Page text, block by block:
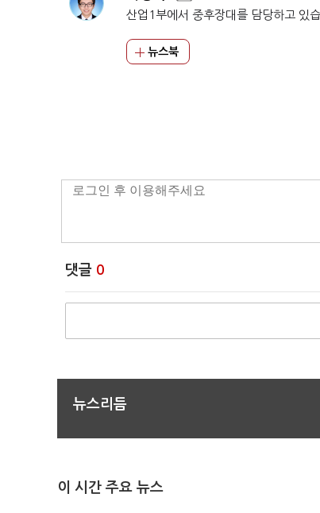
산업1부에서 중후장대를 담당하고 있
뉴스북
댓글 0
뉴스리듬
이 시간 주요 뉴스